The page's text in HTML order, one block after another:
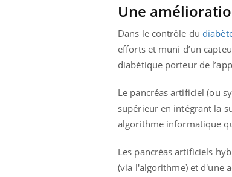
Une
Dans le contrôle du
efforts et muni d’un
diabétique porteur de
Le pancréas artificiel (ou
supérieur en intégrant la
algorithme informatique
Les pancréas artificiels
(via l'algorithme) et d'une
Insuline & Charge mentale : et
En 2026, l'insuline dans le diabète de
reste entourée d'idées reçues chez les